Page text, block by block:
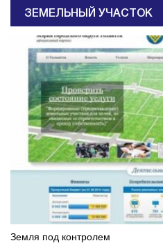
ЗЕМЕЛЬНЫЙ УЧАСТОК
Земля под контролем